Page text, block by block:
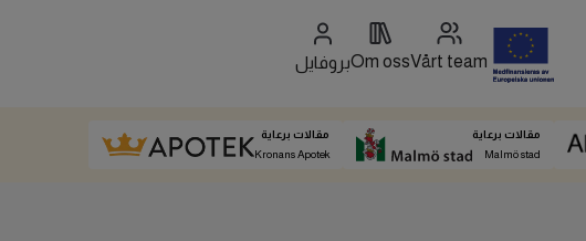
Vårt team
Om ossبروفايل
مقالات برعاية
Malmö stad
مقالات برعاية
Kronans Apotek